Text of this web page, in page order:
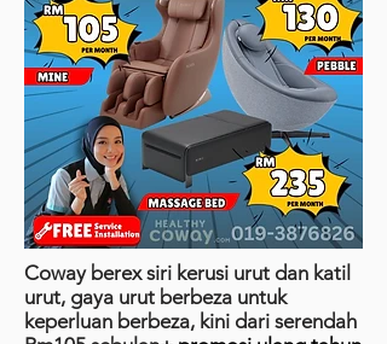
Coway berex siri kerusi urut dan katil
urut, gaya urut berbeza untuk
keperluan berbeza, kini dari serendah